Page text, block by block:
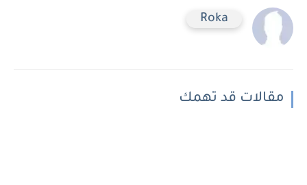
Roka
مقالات قد تهمك